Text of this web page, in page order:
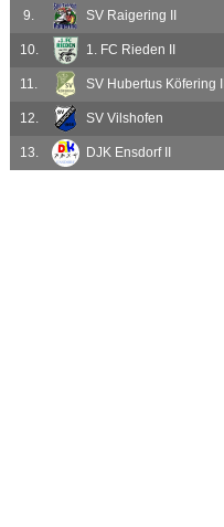
9. SV Raigering II
10. 1. FC Rieden II
11. SV Hubertus Köfering II
12. SV Vilshofen
13. DJK Ensdorf II